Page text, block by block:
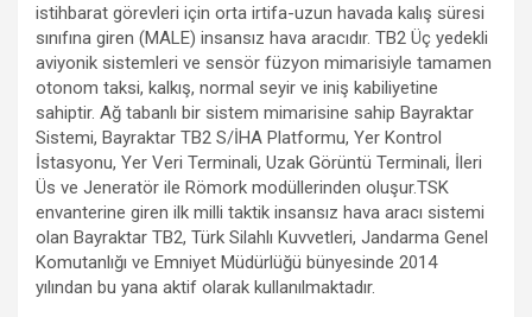
istihbarat görevleri için orta irtifa-uzun havada kalış süresi
sınıfına giren (MALE) insansız hava aracıdır. TB2 Üç yedekli
aviyonik sistemleri ve sensör füzyon mimarisiyle tamamen
otonom taksi, kalkış, normal seyir ve iniş kabiliyetine
sahiptir. Ağ tabanlı bir sistem mimarisine sahip Bayraktar
Sistemi, Bayraktar TB2 S/İHA Platformu, Yer Kontrol
İstasyonu, Yer Veri Terminali, Uzak Görüntü Terminali, İleri
Üs ve Jeneratör ile Römork modüllerinden oluşur.TSK
envanterine giren ilk milli taktik insansız hava aracı sistemi
olan Bayraktar TB2, Türk Silahlı Kuvvetleri, Jandarma Genel
Komutanlığı ve Emniyet Müdürlüğü bünyesinde 2014
yılından bu yana aktif olarak kullanılmaktadır.